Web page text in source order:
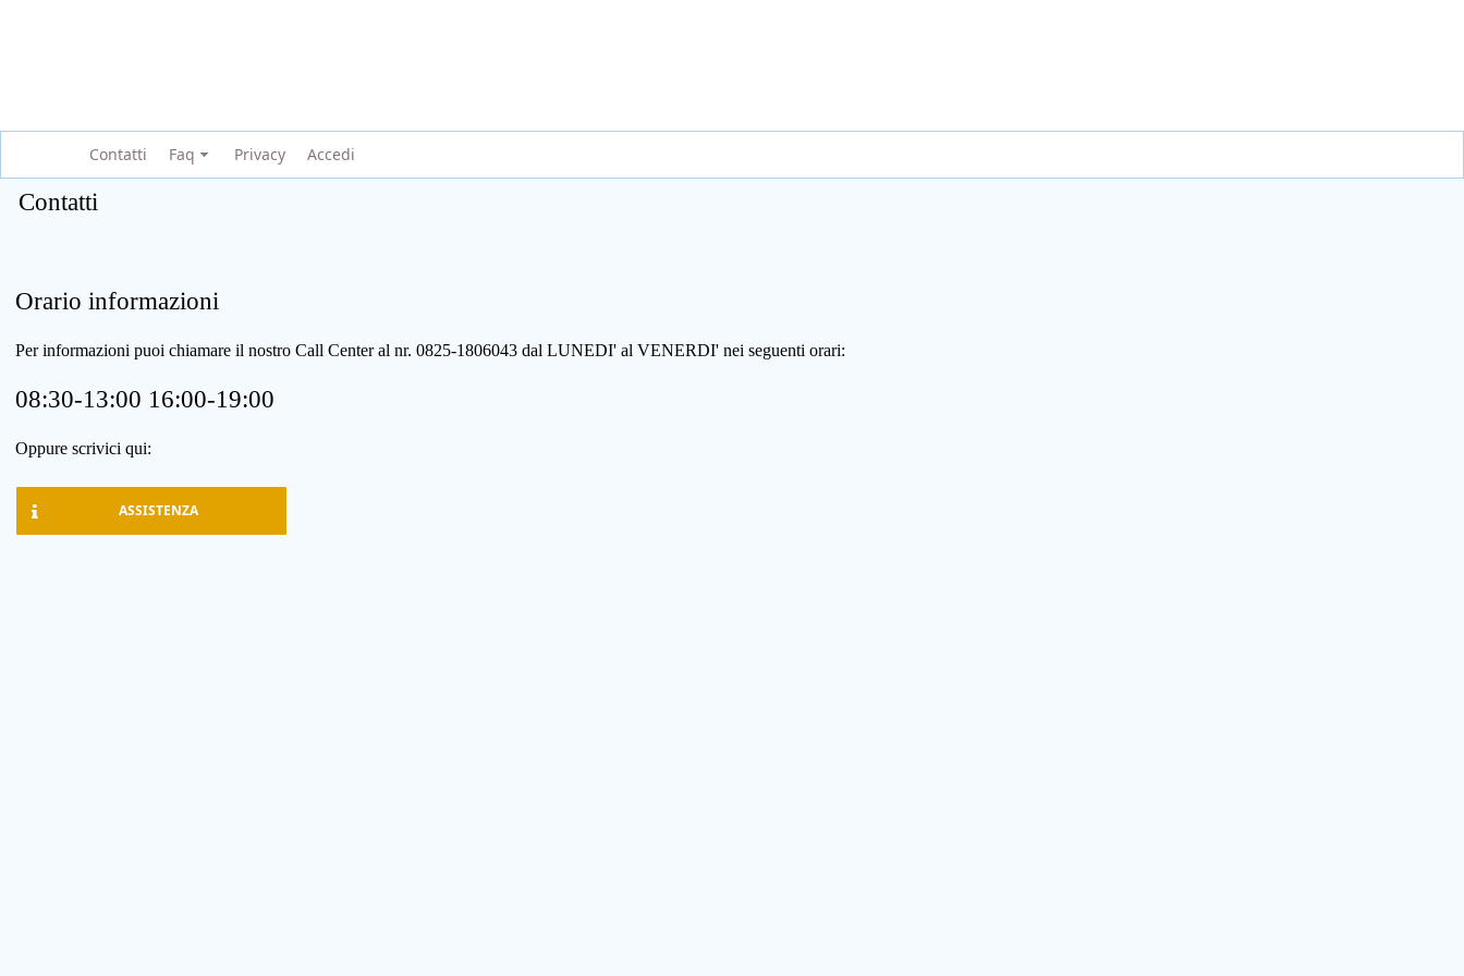
Contatti Faq Privacy Accedi
Contatti
Orario informazioni
Per informazioni puoi chiamare il nostro Call Center al nr. 0825-1806043 dal LUNEDI' al VENERDI' nei seguenti orari:
08:30-13:00 16:00-19:00
Oppure scrivici qui:
ASSISTENZA